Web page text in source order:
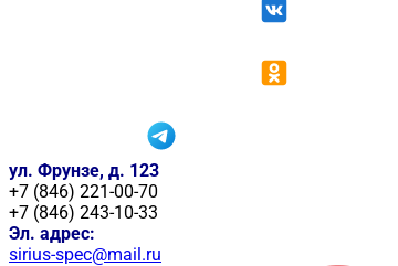
ул. Фрунзе, д. 123
+7 (846) 221-00-70
+7 (846) 243-10-33
Эл. адрес:
sirius-spec@mail.ru